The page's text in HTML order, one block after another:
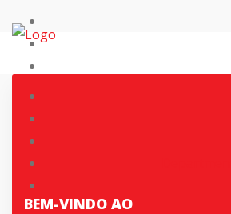
BEM-VINDO AO